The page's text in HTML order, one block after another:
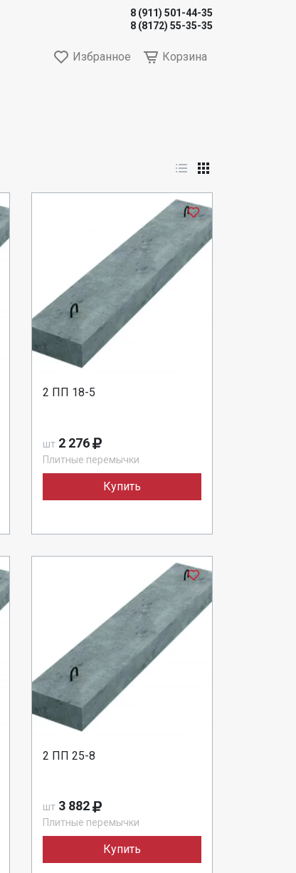
8 (911) 501-44-35
8 (8172) 55-35-35
Избранное Корзина
2 ПП 18-5
шт2 276
Плитные перемычки
Купить
2 ПП 25-8
шт3 882
Плитные перемычки
Купить